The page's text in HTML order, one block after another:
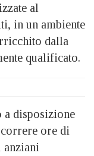
al
in un ambiente
dalla
qualificato.
a disposizione
ore di
anziani